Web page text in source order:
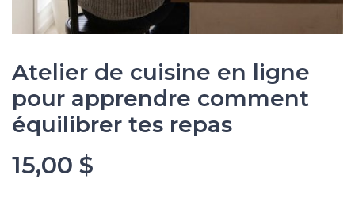
Atelier de cuisine en ligne
pour apprendre comment
équilibrer tes repas
15,00 $